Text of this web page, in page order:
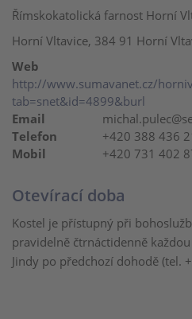
Římskokatolická farnost Horní
Horní Vltavice, 384 91 Horní
Web
http://www.sumavanet.cz/
tab=snet&id=4899&burl
Email
Telefon
+420 388 436
Mobil
+420 731 402
Otevírací doba
Kostel je přístupný při
pravidelně čtrnáctidenně
Jindy po předchozí dohodě (tel.